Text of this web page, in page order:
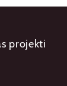
projekti